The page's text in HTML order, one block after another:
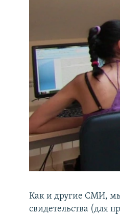
Как и другие СМИ,
свидетельства (для